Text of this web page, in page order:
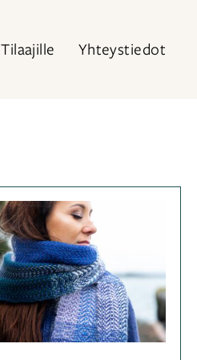
Tilaajille Yhteystiedot
Kategoriassa
Jutut,
Ohjemallistot